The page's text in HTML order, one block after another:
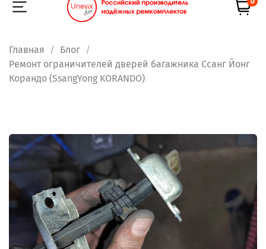
Главная
Блог
Ремонт ограничителей дверей багажника Ссанг Йонг
Корандо (SsangYong KORANDO)